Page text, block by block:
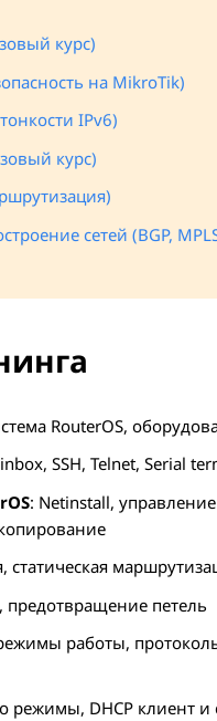
курс)
на MikroTik)
IPv6)
курс)
сетей (BGP,
RouterOS,
SSH, Telnet, Serial
: Netinstall,
статическая
предотвращение петель
работы,
режимы, DHCP клиент